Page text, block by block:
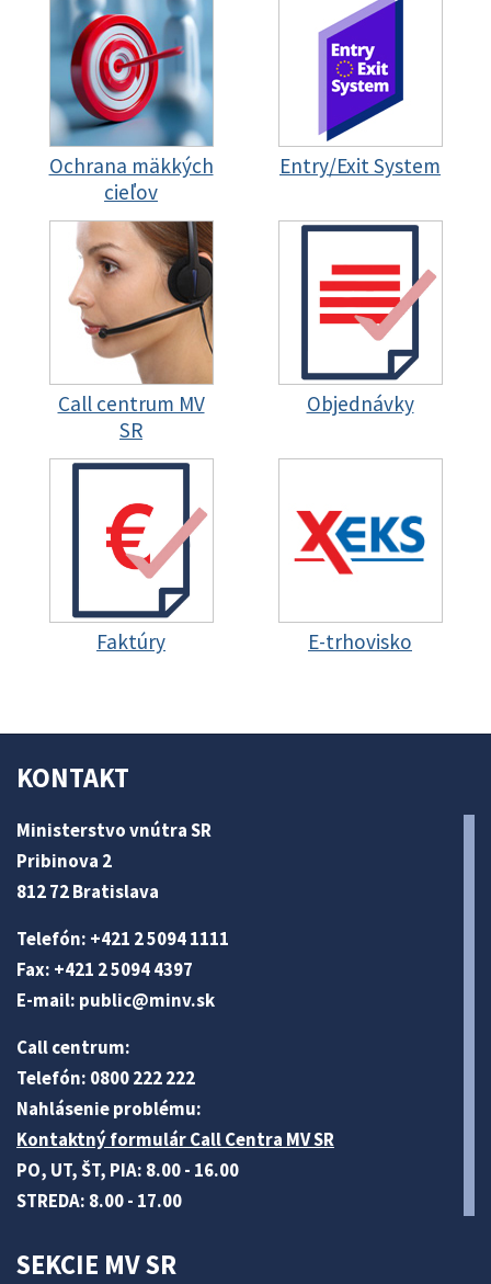
Ochrana mäkkých
cieľov
Entry/Exit System
Call centrum MV
SR
Objednávky
Faktúry E-trhovisko
KONTAKT
Ministerstvo vnútra SR
Pribinova 2
812 72 Bratislava
Telefón: +421 2 5094 1111
Fax: +421 2 5094 4397
E-mail: public@minv.sk
Call centrum:
Telefón: 0800 222 222
Nahlásenie problému:
Kontaktný formulár Call Centra MV SR
PO, UT, ŠT, PIA: 8.00 - 16.00
STREDA: 8.00 - 17.00
SEKCIE MV SR